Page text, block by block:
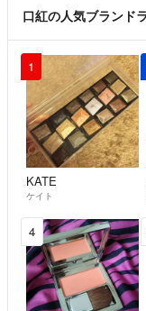
口紅の人気ブランド
1
KATE
ケイト
4